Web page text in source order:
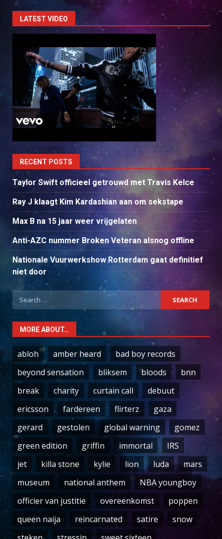
LATEST VIDEO
RECENT POSTS
Taylor Swift officieel getrouwd met Travis Kelce
Ray J klaagt Kim Kardashian aan om sekstape
Max B na 15 jaar weer vrijgelaten
Anti-AZC nummer Broken Veteran alsnog offline
Nationale Vuurwerkshow Rotterdam gaat definitief
niet door
Search
for:
MORE ABOUT…
abloh amber heard
bad boy records
beyond sensation
bliksem bloods
bnn
break
charity curtain call
debuut
ericsson
fardereen flirterz
gaza
gerard
gestolen global warning
gomez
green edition
griffin immortal
IRS
jet
killa stone kylie lion luda
mars
museum
national anthem
NBA youngboy
officier van justitie
overeenkomst
poppen
queen naija
reincarnated satire
snow